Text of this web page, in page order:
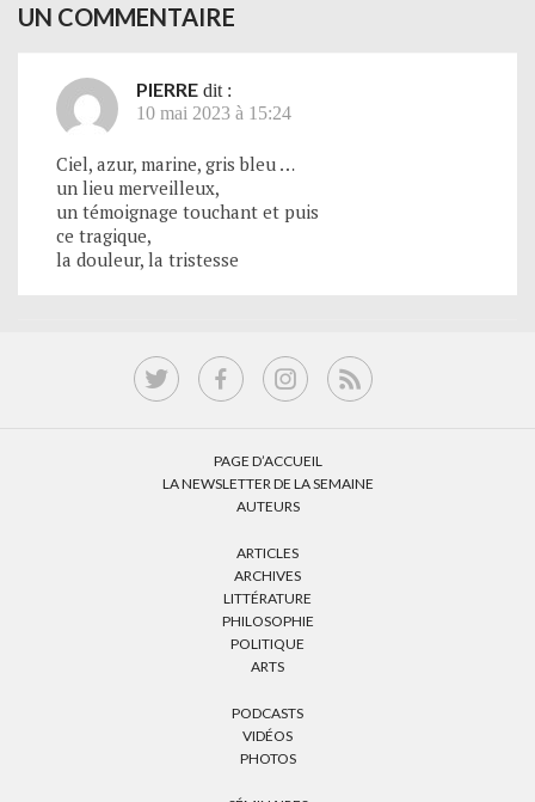
UN COMMENTAIRE
PIERRE dit :
10 mai 2023 à 15:24
Ciel, azur, marine, gris bleu …
un lieu merveilleux,
un témoignage touchant et puis
ce tragique,
la douleur, la tristesse
PAGE D’ACCUEIL
LA NEWSLETTER DE LA SEMAINE
AUTEURS
ARTICLES
ARCHIVES
LITTÉRATURE
PHILOSOPHIE
POLITIQUE
ARTS
PODCASTS
VIDÉOS
PHOTOS